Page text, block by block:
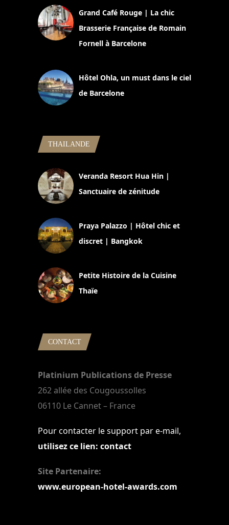
Grand Café Rouge | La chic
Brasserie Française de Romain
Fornell à Barcelone
Hôtel Ohla, un must dans le ciel
de Barcelone
THAILANDE
Veranda Resort Hua Hin |
Sanctuaire de zénitude
Praya Palazzo | Hôtel chic et
discret | Bangkok
Petite Histoire de la Cuisine
Thaïe
CONTACT
Platinium Publications de Presse
262 allée des Cougoussolles
06110 Le Cannet – France
Pour contacter le support par e-mail,
utilisez ce lien: contact
Site Partenaire:
www.european-hotel-awards.com